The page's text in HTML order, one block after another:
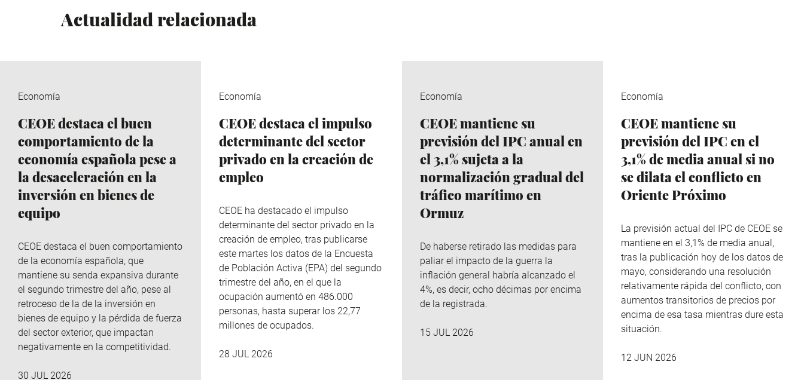
Actualidad relacionada
Economía
CEOE destaca el buen
comportamiento de la
economía española pese a
la desaceleración en la
inversión en bienes de
equipo
CEOE destaca el buen comportamiento
de la economía española, que
mantiene su senda expansiva durante
el segundo trimestre del año, pese al
retroceso de la de la inversión en
bienes de equipo y la pérdida de fuerza
del sector exterior, que impactan
negativamente en la competitividad.
30 JUL 2026
Economía
CEOE destaca el impulso
determinante del sector
privado en la creación de
empleo
CEOE ha destacado el impulso
determinante del sector privado en la
creación de empleo, tras publicarse
este martes los datos de la Encuesta
de Población Activa (EPA) del segundo
trimestre del año, en el que la
ocupación aumentó en 486.000
personas, hasta superar los 22,77
millones de ocupados.
28 JUL 2026
Economía
CEOE mantiene su
previsión del IPC anual en
el 3,1% sujeta a la
normalización gradual del
tráfico marítimo en
Ormuz
De haberse retirado las medidas para
paliar el impacto de la guerra la
inflación general habría alcanzado el
4%, es decir, ocho décimas por encima
de la registrada.
15 JUL 2026
Economía
CEOE mantiene su
previsión del IPC en el
3,1% de media anual si no
se dilata el conflicto en
Oriente Próximo
La previsión actual del IPC de CEOE se
mantiene en el 3,1% de media anual,
tras la publicación hoy de los datos de
mayo, considerando una resolución
relativamente rápida del conflicto, con
aumentos transitorios de precios por
encima de esa tasa mientras dure esta
situación.
12 JUN 2026